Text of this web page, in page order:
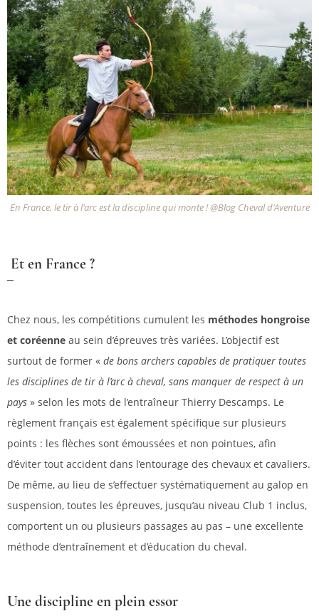
En France, le tir à l'arc est la discipline qui monte ! @Blog Cheval d'Aventure
Et en France ?
Chez nous, les compétitions cumulent les méthodes hongroise
et coréenne au sein d’épreuves très variées. L’objectif est
surtout de former « de bons archers capables de pratiquer toutes
les disciplines de tir à l’arc à cheval, sans manquer de respect à un
pays » selon les mots de l’entraîneur Thierry Descamps. Le
règlement français est également spécifique sur plusieurs
points : les flèches sont émoussées et non pointues, afin
d’éviter tout accident dans l’entourage des chevaux et cavaliers.
De même, au lieu de s’effectuer systématiquement au galop en
suspension, toutes les épreuves, jusqu’au niveau Club 1 inclus,
comportent un ou plusieurs passages au pas – une excellente
méthode d’entraînement et d’éducation du cheval.
Une discipline en plein essor